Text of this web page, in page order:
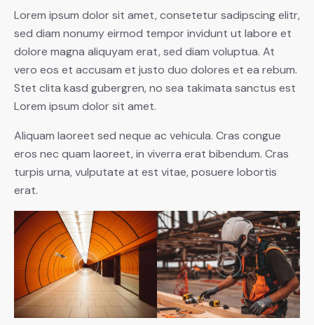
Lorem ipsum dolor sit amet, consetetur sadipscing elitr,
sed diam nonumy eirmod tempor invidunt ut labore et
dolore magna aliquyam erat, sed diam voluptua. At
vero eos et accusam et justo duo dolores et ea rebum.
Stet clita kasd gubergren, no sea takimata sanctus est
Lorem ipsum dolor sit amet.
Aliquam laoreet sed neque ac vehicula. Cras congue
eros nec quam laoreet, in viverra erat bibendum. Cras
turpis urna, vulputate at est vitae, posuere lobortis
erat.